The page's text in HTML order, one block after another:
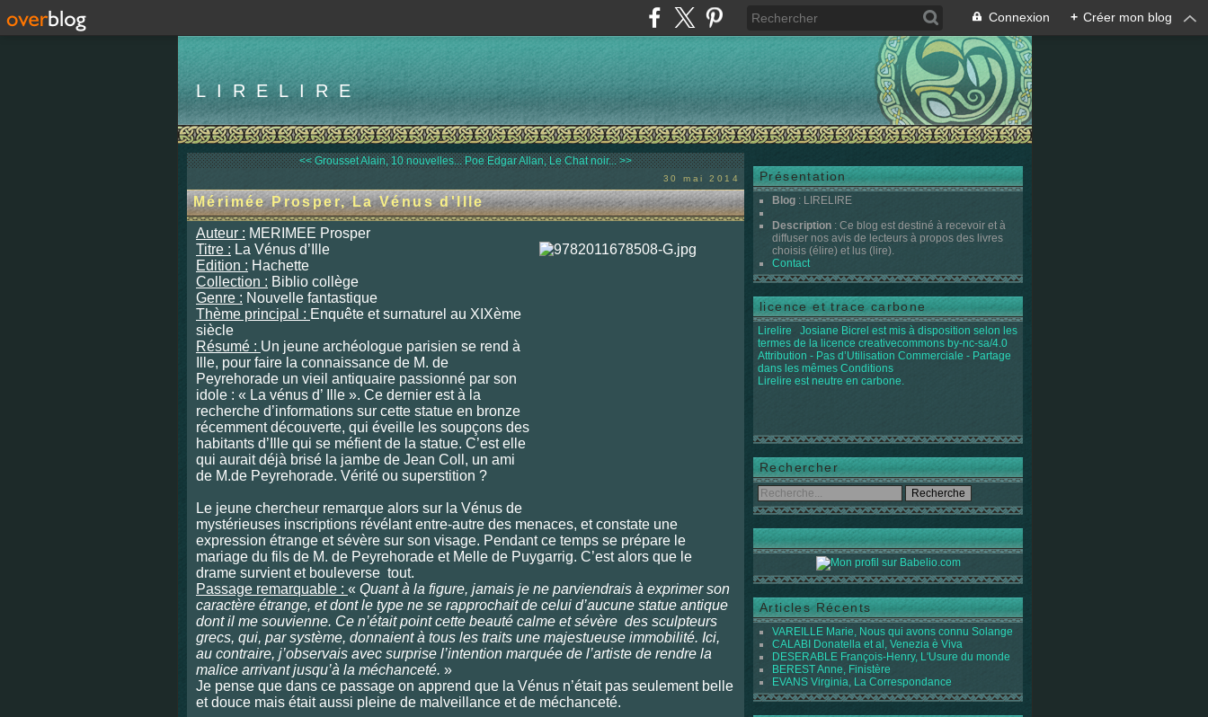
Connexion + Créer mon blog
LIRELIRE
<< Grousset Alain, 10 nouvelles... Poe Edgar Allan, Le Chat noir... >>
30 mai 2014
Mérimée Prosper, La Vénus d'Ille
Auteur : MERIMEE Prosper
Titre : La Vénus d’Ille
Edition : Hachette
Collection : Biblio collège
Genre : Nouvelle fantastique
Thème principal : Enquête et surnaturel au XIXème
siècle
Résumé : Un jeune archéologue parisien se rend à
Ille, pour faire la connaissance de M. de
Peyrehorade un vieil antiquaire passionné par son
idole : « La vénus d’ Ille ». Ce dernier est à la
recherche d’informations sur cette statue en bronze
récemment découverte, qui éveille les soupçons des
habitants d’Ille qui se méfient de la statue. C’est elle
qui aurait déjà brisé la jambe de Jean Coll, un ami
de M.de Peyrehorade. Vérité ou superstition ?
Le jeune chercheur remarque alors sur la Vénus de
mystérieuses inscriptions révélant entre-autre des menaces, et constate une
expression étrange et sévère sur son visage. Pendant ce temps se prépare le
mariage du fils de M. de Peyrehorade et Melle de Puygarrig. C’est alors que le
drame survient et bouleverse tout.
Passage remarquable : « Quant à la figure, jamais je ne parviendrais à exprimer son
caractère étrange, et dont le type ne se rapprochait de celui d’aucune statue antique
dont il me souvienne. Ce n’était point cette beauté calme et sévère des sculpteurs
grecs, qui, par système, donnaient à tous les traits une majestueuse immobilité. Ici,
au contraire, j’observais avec surprise l’intention marquée de l’artiste de rendre la
malice arrivant jusqu’à la méchanceté. »
Je pense que dans ce passage on apprend que la Vénus n’était pas seulement belle
et douce mais était aussi pleine de malveillance et de méchanceté.
Présentation
Blog : LIRELIRE
Description : Ce blog est destiné à recevoir et à
diffuser nos avis de lecteurs à propos des livres
choisis (élire) et lus (lire).
Contact
licence et trace carbone
Lirelire Josiane Bicrel est mis à disposition selon les
termes de la licence creativecommons by-nc-sa/4.0
Attribution - Pas d’Utilisation Commerciale - Partage
dans les mêmes Conditions
Lirelire est neutre en carbone.
Rechercher
Articles Récents
VAREILLE Marie, Nous qui avons connu Solange
CALABI Donatella et al, Venezia è Viva
DESERABLE François-Henry, L'Usure du monde
BEREST Anne, Finistère
EVANS Virginia, La Correspondance